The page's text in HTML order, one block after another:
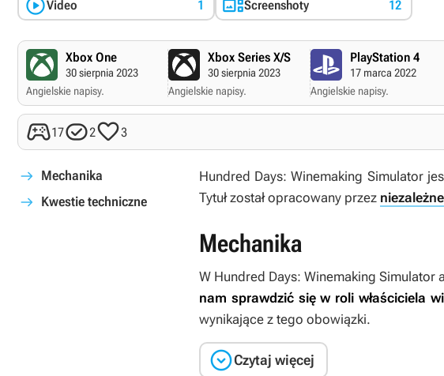
Video 1 Screenshoty 12
Xbox One
30 sierpnia 2023
Angielskie napisy.
Xbox Series X/S
30 sierpnia 2023
Angielskie napisy.
PlayStation 4
17 marca 2022
Angielskie napisy.
1723
Mechanika
Kwestie techniczne
Hundred Days: Winemaking Simulator
Tytuł został opracowany przez niezależne
Mechanika
W Hundred Days: Winemaking Simulator
nam sprawdzić się w roli właściciela
wynikające z tego obowiązki.
Czytaj więcej